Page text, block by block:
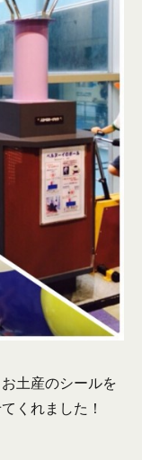
土産のシールを
くれました！